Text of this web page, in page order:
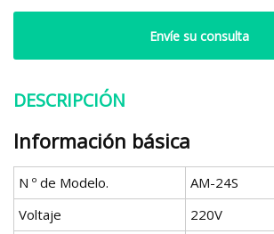
Envíe su consulta
DESCRIPCIÓN
Información básica
N º de Modelo.
AM-24S
Voltaje
220V